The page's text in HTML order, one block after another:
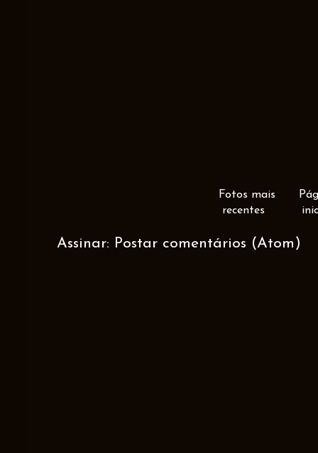
Fotos mais
recentes
Assinar: Postar comentários (Atom)